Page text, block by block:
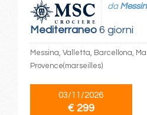
Mediterraneo6 giorni
da
Messina, Valletta, Barcellona,
Provence(marseilles)
03/11/2026
€ 299